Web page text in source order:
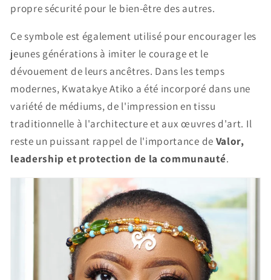
propre sécurité pour le bien-être des autres.
Ce symbole est également utilisé pour encourager les
jeunes générations à imiter le courage et le
dévouement de leurs ancêtres. Dans les temps
modernes, Kwatakye Atiko a été incorporé dans une
variété de médiums, de l'impression en tissu
traditionnelle à l'architecture et aux œuvres d'art. Il
reste un puissant rappel de l'importance de Valor,
leadership et protection de la communauté.